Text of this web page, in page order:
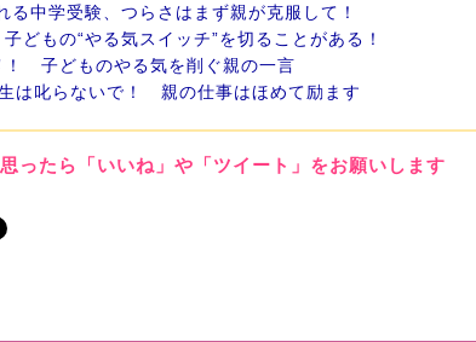
中学受験、つらさはまず親が克服して！
どもの“やる気スイッチ”を切ることがある！
子どものやる気を削ぐ親の一言
は叱らないで！ 親の仕事はほめて励ます
ったら「いいね」や「ツイート」をお願いします